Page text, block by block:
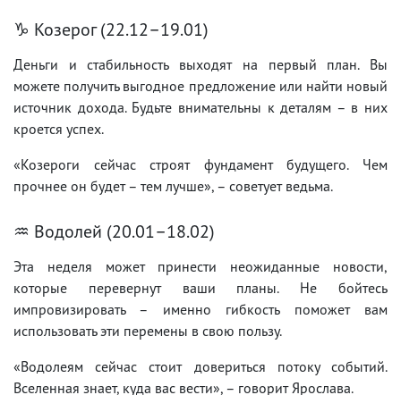
♑ Козерог (22.12–19.01)
Деньги и стабильность выходят на первый план. Вы
можете получить выгодное предложение или найти новый
источник дохода. Будьте внимательны к деталям – в них
кроется успех.
«Козероги сейчас строят фундамент будущего. Чем
прочнее он будет – тем лучше», – советует ведьма.
♒ Водолей (20.01–18.02)
Эта неделя может принести неожиданные новости,
которые перевернут ваши планы. Не бойтесь
импровизировать – именно гибкость поможет вам
использовать эти перемены в свою пользу.
«Водолеям сейчас стоит довериться потоку событий.
Вселенная знает, куда вас вести», – говорит Ярослава.